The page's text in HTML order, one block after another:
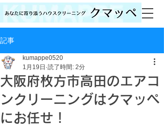
記事
大阪府枚方市高田のエアコ
ンクリーニングはクマッペ
にお任せ！
kumappe0520
1月19日 読了時間: 2分